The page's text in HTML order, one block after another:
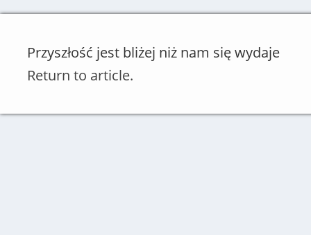
Przyszłość jest bliżej niż nam się wydaje
Return to article.